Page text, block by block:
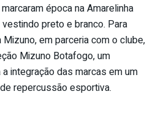
época na Amarelinha
preto e branco. Para
em parceria com o clube,
Mizuno Botafogo, um
integração das marcas em um
repercussão esportiva.